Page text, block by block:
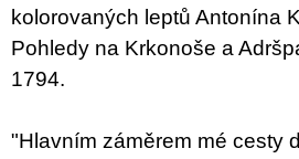
kolorovaných leptů Antonína
Pohledy na Krkonoše a
1794.
"Hlavním záměrem mé cesty